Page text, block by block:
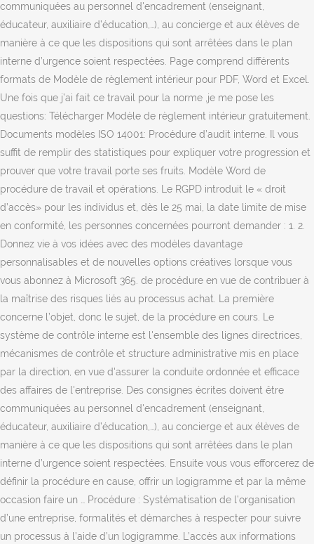
communiquées au personnel d'encadrement (enseignant,
éducateur, auxiliaire d’éducation,…), au concierge et aux élèves de
manière à ce que les dispositions qui sont arrêtées dans le plan
interne d’urgence soient respectées. Page comprend différents
formats de Modèle de règlement intérieur pour PDF, Word et Excel.
Une fois que j’ai fait ce travail pour la norme ,je me pose les
questions: Télécharger Modèle de règlement intérieur gratuitement.
Documents modèles ISO 14001: Procédure d’audit interne. Il vous
suffit de remplir des statistiques pour expliquer votre progression et
prouver que votre travail porte ses fruits. Modèle Word de
procédure de travail et opérations. Le RGPD introduit le « droit
d’accès» pour les individus et, dès le 25 mai, la date limite de mise
en conformité, les personnes concernées pourront demander : 1. 2.
Donnez vie à vos idées avec des modèles davantage
personnalisables et de nouvelles options créatives lorsque vous
vous abonnez à Microsoft 365. de procédure en vue de contribuer à
la maîtrise des risques liés au processus achat. La première
concerne l’objet, donc le sujet, de la procédure en cours. Le
système de contrôle interne est l'ensemble des lignes directrices,
mécanismes de contrôle et structure administrative mis en place
par la direction, en vue d'assurer la conduite ordonnée et efficace
des affaires de l'entreprise. Des consignes écrites doivent être
communiquées au personnel d'encadrement (enseignant,
éducateur, auxiliaire d’éducation,…), au concierge et aux élèves de
manière à ce que les dispositions qui sont arrêtées dans le plan
interne d’urgence soient respectées. Ensuite vous vous efforcerez de
définir la procédure en cause, offrir un logigramme et par la même
occasion faire un … Procédure : Systématisation de l’organisation
d’une entreprise, formalités et démarches à respecter pour suivre
un processus à l’aide d’un logigramme. L’accès aux informations